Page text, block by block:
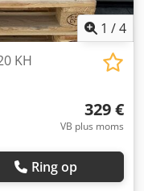
1 /4
KH
329 €
VB plus moms
Ring op